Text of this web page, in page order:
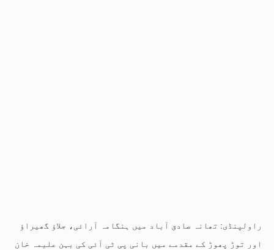
راولپنڈی: تھانہ صادق آباد میں ہنگامہ آرائی، جلاؤ گھیراؤ
اور توڑ پھوڑ کے مقدمے میں بانی پی ٹی آئی کی بہن علیمہ خان